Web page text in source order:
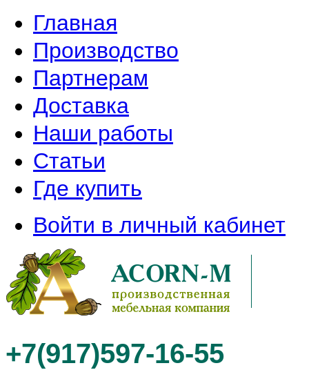
Главная
Производство
Партнерам
Доставка
Наши работы
Статьи
Где купить
Войти в личный кабинет
+7(917)597-16-55